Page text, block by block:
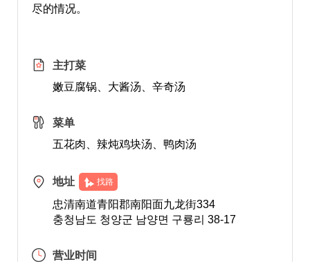
尽的情况。
主打菜
嫩豆腐锅、大酱汤、辛奇汤
菜单
五花肉、辣炖鸡块汤、鸭肉汤
地址 找路
忠清南道青阳郡南阳面九龙街334
충청남도 청양군 남양면 구룡리 38-17
营业时间